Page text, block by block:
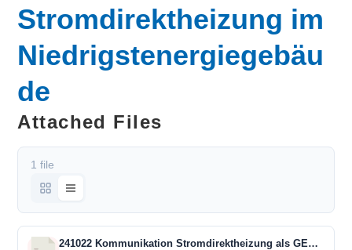
Stromdirektheizung im
Niedrigstenergiegebäu
de
Attached Files
1 file
241022 Kommunikation Stromdirektheizung als GEG Erfüllungsoption.pdf